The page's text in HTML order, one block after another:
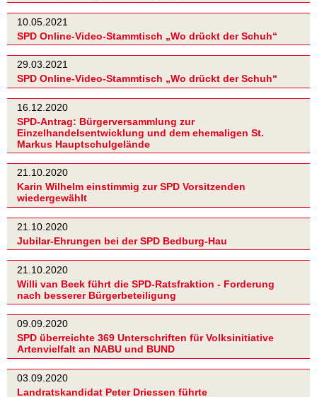
10.05.2021
SPD Online-Video-Stammtisch „Wo drückt der Schuh“
29.03.2021
SPD Online-Video-Stammtisch „Wo drückt der Schuh“
16.12.2020
SPD-Antrag: Bürgerversammlung zur
Einzelhandelsentwicklung und dem ehemaligen St.
Markus Hauptschulgelände
21.10.2020
Karin Wilhelm einstimmig zur SPD Vorsitzenden
wiedergewählt
21.10.2020
Jubilar-Ehrungen bei der SPD Bedburg-Hau
21.10.2020
Willi van Beek führt die SPD-Ratsfraktion - Forderung
nach besserer Bürgerbeteiligung
09.09.2020
SPD überreichte 369 Unterschriften für Volksinitiative
Artenvielfalt an NABU und BUND
03.09.2020
Landratskandidat Peter Driessen führte